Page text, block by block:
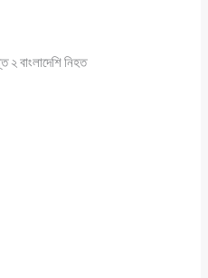
২ বাংলাদেশি নিহত